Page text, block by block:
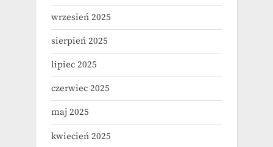
wrzesień 2025
sierpień 2025
lipiec 2025
czerwiec 2025
maj 2025
kwiecień 2025